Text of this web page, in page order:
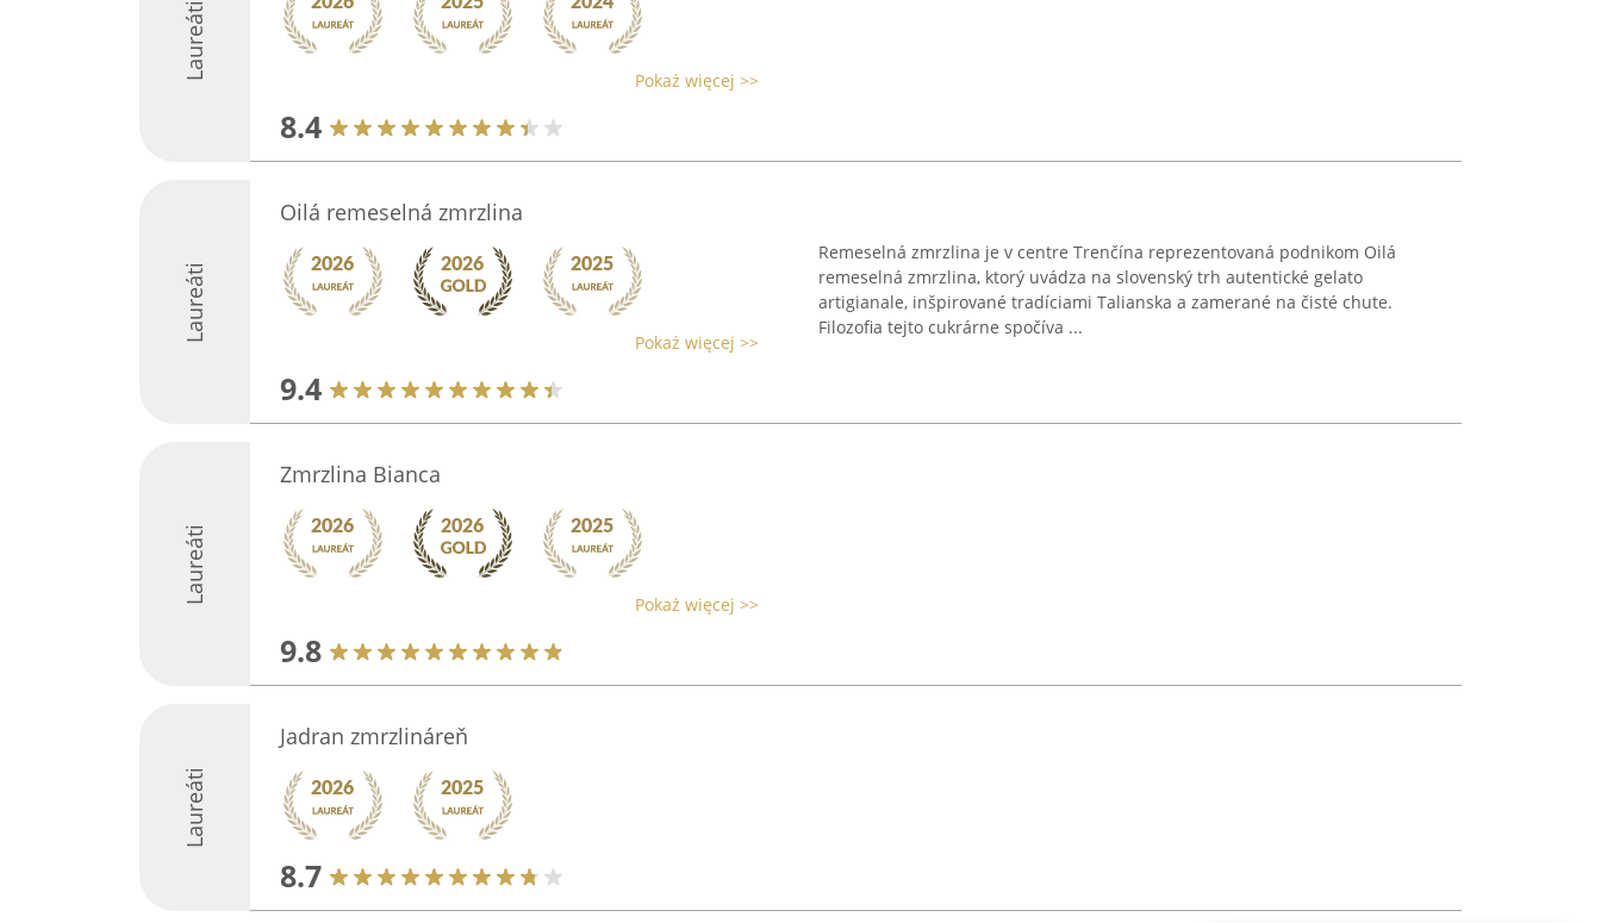
Laureáti Pokaż więcej >>
8.4
Laureáti
Oilá remeselná zmrzlina
Pokaż więcej >>
9.4
Remeselná zmrzlina je v centre Trenčína reprezentovaná podnikom Oilá
remeselná zmrzlina, ktorý uvádza na slovenský trh autentické gelato
artigianale, inšpirované tradíciami Talianska a zamerané na čisté chute.
Filozofia tejto cukrárne spočíva ...
Laureáti
Zmrzlina Bianca
Pokaż więcej >>
9.8
Laureáti
Jadran zmrzlináreň
8.7